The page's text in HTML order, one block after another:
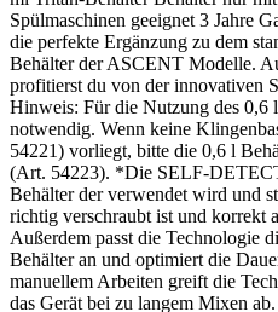
Spülmaschinen geeignet 3 Jahre
die perfekte Ergänzung zu dem
Behälter der ASCENT Modelle.
profitierst du von der innovativen
Hinweis: Für die Nutzung des 0,6
notwendig. Wenn keine
54221) vorliegt, bitte die 0,6 l
(Art. 54223). *Die SELF-
Behälter der verwendet wird und
richtig verschraubt ist und korrekt
Außerdem passt die Technologie
Behälter an und optimiert die
manuellem Arbeiten greift die
das Gerät bei zu langem Mixen